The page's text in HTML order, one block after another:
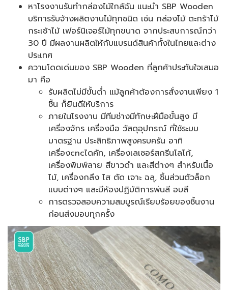
หาโรงงานรับทำกล่องไม้ใกล้ฉัน แนะนำ SBP Wooden
บริการรับจ้างผลิตงานไม้ทุกชนิด เช่น กล่องไม้ ตะกร้าไม้
กระเช้าไม้ เฟอร์นิเจอร์ไม้ทุกขนาด จากประสบการณ์กว่า
30 ปี มีผลงานผลิตให้กับแบรนด์สินค้าทั้งในไทยและต่าง
ประเทศ
ความโดดเด่นของ SBP Wooden ที่ลูกค้าประทับใจเสมอ
มา คือ
รับผลิตไม่มีขั้นต่ำ แม้ลูกค้าต้องการสั่งงานเพียง 1
ชิ้น ก็ยินดีให้บริการ
ภายในโรงงาน มีทีมช่างมีทักษะฝีมือขั้นสูง มี
เครื่องจักร เครื่องมือ วัสดุอุปกรณ์ ที่ใช้ระบบ
มาตรฐาน ประสิทธิภาพสูงครบครัน อาทิ
เครื่องcncไดคัท, เครื่องเลเซอร์สกรีนโลโก้,
เครื่องพิมพ์ลาย สีขาวดำ และสีต่างๆ สำหรับเนื้อ
ไม้, เครื่องกลึง ไส ตัด เจาะ ฉลุ, ชิ้นส่วนตัวล็อก
แบบต่างๆ และมีห้องปฏิบัติการพ่นสี อบสี
การตรวจสอบความสมบูรณ์เรียบร้อยของชิ้นงาน
ก่อนส่งมอบทุกครั้ง